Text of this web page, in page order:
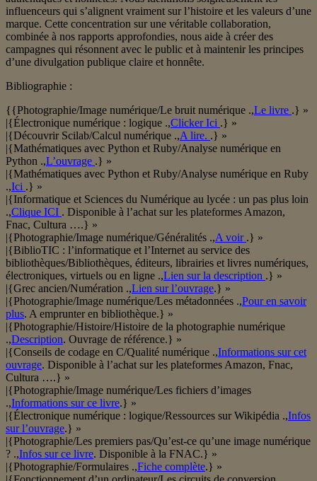
influenceurs qui s’alignent vraiment sur l’histoire et les valeurs d’une
marque. Cette concentration sur une véritable collaboration,
combinée à nos rapports approfondies, nous aide à créer des
campagnes qui résonnent avec le public et à maintenir les principes
d’une divulgation publique claire et honnête.
Bibliographie :
{{Photographie/Image numérique/Le bruit numérique .,Le livre .} »
|{Électronique numérique : logique .,Clicker Ici .} »
|{Découvrir Scilab/Calcul numérique .,A lire. .} »
|{Mathématiques avec Python et Ruby/Analyse numérique en
Python .,L’ouvrage .} »
|{Mathématiques avec Python et Ruby/Analyse numérique en Ruby
.,Ici .} »
|{Informatique et Sciences du Numérique au lycée : un pas plus loin
.,Clique ICI . Disponible à l’achat sur les plateformes Amazon,
Fnac, Cultura ….} »
|{Photographie/Image numérique/Généralités .,A voir .} »
|{BiblioTIC : l’informatique et l’Internet au service des
bibliothèques/Bibliothèques, éditeurs, librairies et livres numériques,
électroniques, virtuels ou en ligne .,Lien sur la description .} »
|{Grec ancien/Numération .,Lien sur l’ouvrage.} »
|{Photographie/Image numérique/Les métadonnées .,Pour en savoir
plus. A emprunter en bibliothèque.} »
|{Photographie/Histoire/Histoire de la photographie numérique
.,Description. Ouvrage de référence.} »
|{Conseils de codage en C/Qualité numérique .,Informations sur cet
ouvrage. Disponible à l’achat sur les plateformes Amazon, Fnac,
Cultura ….} »
|{Photographie/Image numérique/Les fichiers d’images
.,Informations sur ce livre.} »
|{Électronique numérique : logique/Ressources sur Wikipédia .,Infos
sur l’ouvrage.} »
|{Photographie/Les premiers pas/Qu’est-ce qu’une image numérique
? .,Infos sur ce livre. Disponible à la FNAC.} »
|{Photographie/Formulaires .,Fiche complète.} »